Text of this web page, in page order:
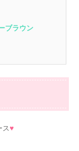
ブラウン
ス♥